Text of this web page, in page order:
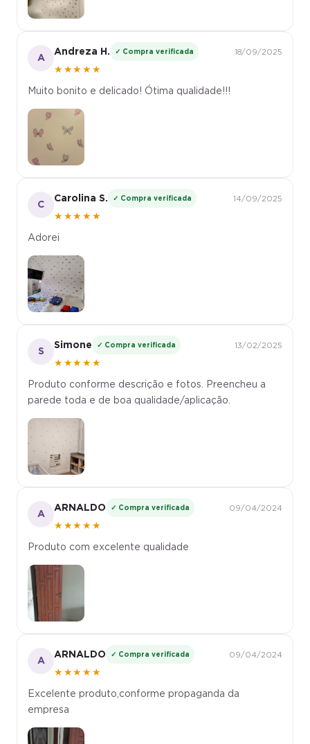
A
Andreza H.
★★★★★
18/09/2025
Muito bonito e delicado! Ótima qualidade!!!
C
Carolina S.
★★★★★
14/09/2025
Adorei
S
Simone
★★★★★
13/02/2025
Produto conforme descrição e fotos. Preencheu a
parede toda e de boa qualidade/aplicação.
A
ARNALDO
★★★★★
09/04/2024
Produto com excelente qualidade
A
ARNALDO
★★★★★
09/04/2024
Excelente produto,conforme propaganda da